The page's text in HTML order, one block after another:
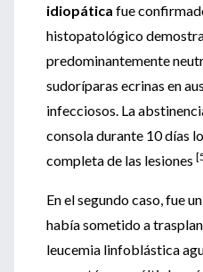
idiopática fue
histopatológico
predominantemente
sudoríparas ecrinas en
infecciosos. La
consola durante 10 días
completa de las lesiones
En el segundo caso, fue
había sometido a
leucemia linfoblástica